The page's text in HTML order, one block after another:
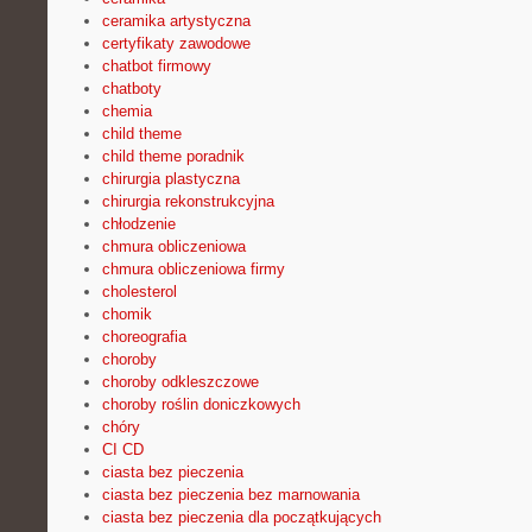
ceramika artystyczna
certyfikaty zawodowe
chatbot firmowy
chatboty
chemia
child theme
child theme poradnik
chirurgia plastyczna
chirurgia rekonstrukcyjna
chłodzenie
chmura obliczeniowa
chmura obliczeniowa firmy
cholesterol
chomik
choreografia
choroby
choroby odkleszczowe
choroby roślin doniczkowych
chóry
CI CD
ciasta bez pieczenia
ciasta bez pieczenia bez marnowania
ciasta bez pieczenia dla początkujących